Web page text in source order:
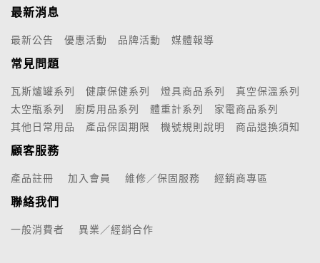
最新消息
最新公告 優惠活動 品牌活動 媒體報導
常見問題
瓦斯爐罐系列 健康保健系列 燈具商品系列
真空保溫系列
太空瓶系列
廚房用品系列 體重計系列
家電商品系列
其他日常用品
產品保固期限 機號規則說明 商品退換須知
顧客服務
產品註冊 加入會員 維修／保固服務 經銷商專區
聯絡我們
一般消費者 異業／經銷合作